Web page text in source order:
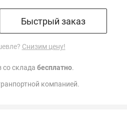
Быстрый заказ
Снизим цену!
склада бесплатно.
компанией.